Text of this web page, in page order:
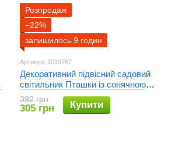
Розпродаж
−22%
залишилось 9 годин
Артикул: 2019767
Декоративний підвісний садовий
світильник Пташки із сонячною
панеллю / LED-птиці для саду,
водонепроникні світильники
392 грн
305 грн Купити